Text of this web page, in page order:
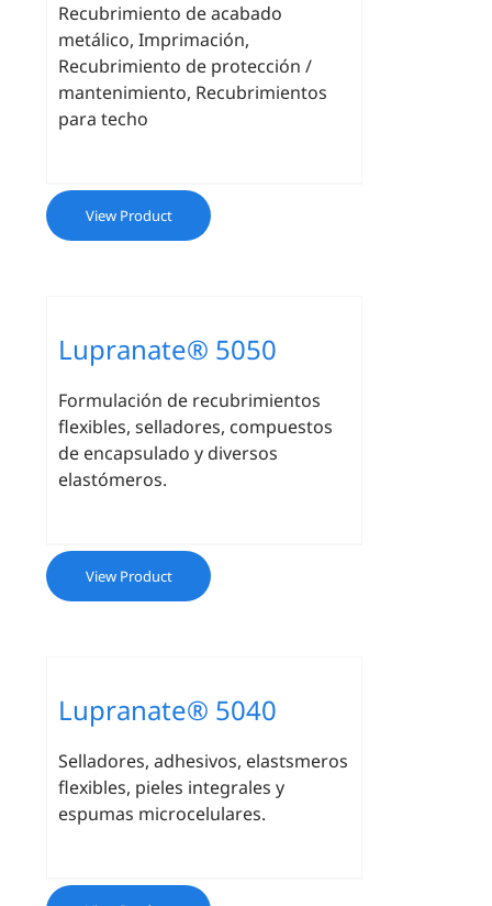
Recubrimiento de acabado
metálico, Imprimación,
Recubrimiento de protección /
mantenimiento, Recubrimientos
para techo
View Product
Lupranate® 5050
Formulación de recubrimientos
flexibles, selladores, compuestos
de encapsulado y diversos
elastómeros.
View Product
Lupranate® 5040
Selladores, adhesivos, elastsmeros
flexibles, pieles integrales y
espumas microcelulares.